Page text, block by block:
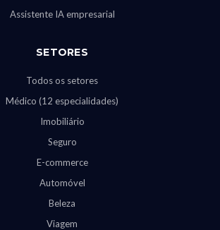
Assistente IA empresarial
SETORES
Todos os setores
Médico (12 especialidades)
Imobiliário
Seguro
E-commerce
Automóvel
Beleza
Viagem